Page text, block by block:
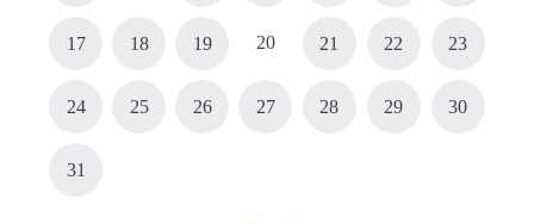
17 18 19 20 21 22 23
24 25 26 27 28 29 30
31